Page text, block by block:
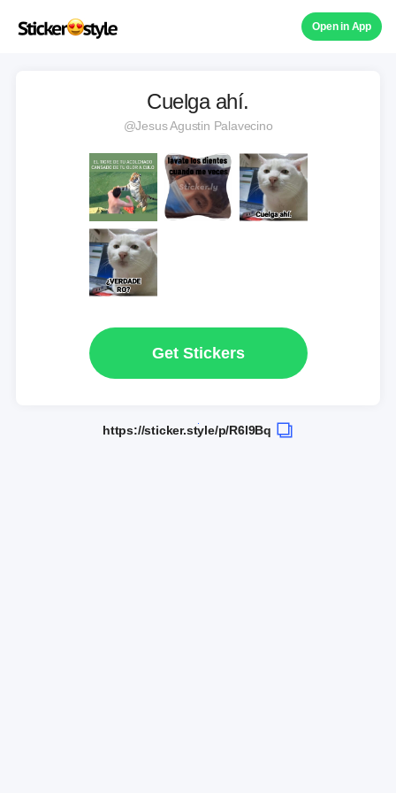
Open in App
Cuelga ahí.
@Jesus Agustin Palavecino
Get Stickers
https://sticker.style/p/R6l9Bq